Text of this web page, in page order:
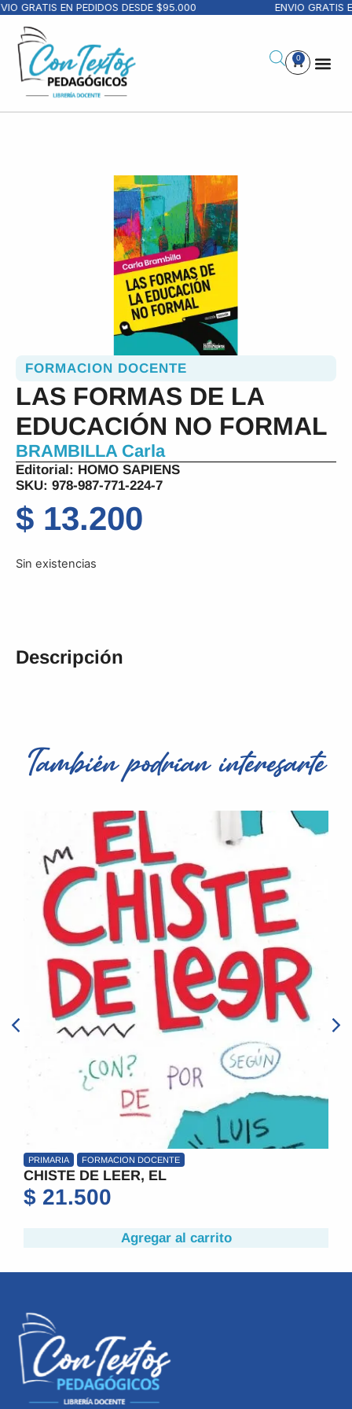
GRATIS EN PEDIDOS DESDE $95.000 ENVIO GRATIS
0
FORMACION DOCENTE
LAS FORMAS DE LA
EDUCACIÓN NO FORMAL
BRAMBILLA Carla
Editorial: HOMO SAPIENS
SKU: 978-987-771-224-7
$ 13.200
Sin existencias
Descripción
También podrían interesarte
PRIMARIA FORMACION DOCENTE
CHISTE DE LEER, EL
$ 21.500
Agregar al carrito